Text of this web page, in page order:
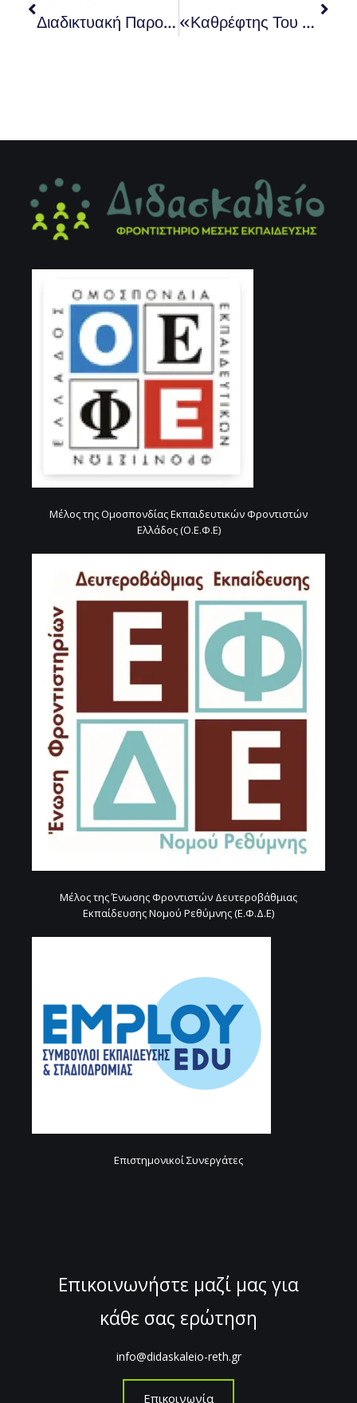
Διαδικτυακή Παρουσίαση ΕΒΕ & Νέων Συντελεστών Βαρύτητας «Καθρέφτης Του Εαυτού Μου…το Επάγγελμά Μου!»
Μέλος της Ομοσπονδίας Εκπαιδευτικών Φροντιστών
Ελλάδος (Ο.Ε.Φ.Ε)
Μέλος της Ένωσης Φροντιστών Δευτεροβάθμιας
Εκπαίδευσης Νομού Ρεθύμνης (Ε.Φ.Δ.Ε)
Επιστημονικοί Συνεργάτες
Επικοινωνήστε μαζί μας για
κάθε σας ερώτηση
info@didaskaleio-reth.gr
Επικοινωνία